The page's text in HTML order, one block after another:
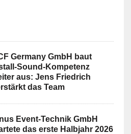
Germany GmbH baut
Sound-Kompetenz
aus: Jens Friedrich
das Team
Event-Technik GmbH
das erste Halbjahr 2026